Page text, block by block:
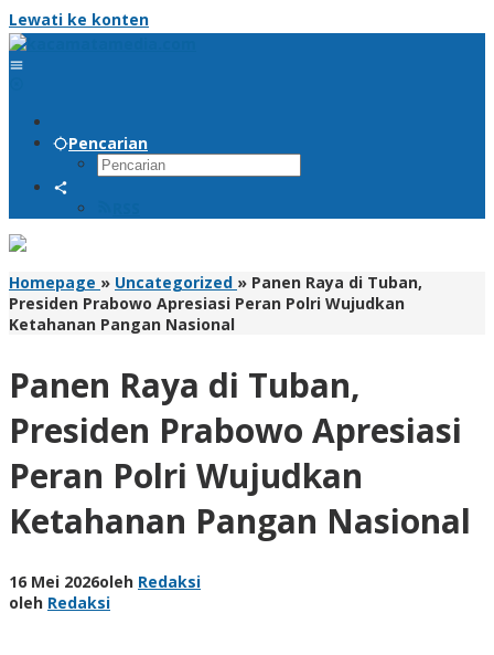
Lewati ke konten
Pencarian
Homepage » Uncategorized » Panen Raya di Tuban,
Presiden Prabowo Apresiasi Peran Polri Wujudkan
Ketahanan Pangan Nasional
Panen Raya di Tuban,
Presiden Prabowo Apresiasi
Peran Polri Wujudkan
Ketahanan Pangan Nasional
16 Mei 2026oleh Redaksi
oleh Redaksi